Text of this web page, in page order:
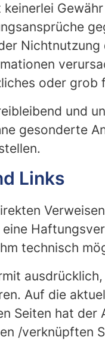
keinerlei
oder grob
und
gesonderte
Links
technisch
Auf die
Seiten hat der
/verknüpften